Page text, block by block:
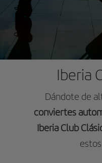
Iberia
Dándote de
conviertes
Iberia Club